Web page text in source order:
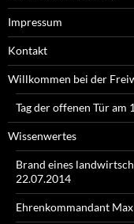
Impressum
Kontakt
Willkommen bei der
Tag der offenen Tür am
Wissenwertes
Brand eines
22.07.2014
Ehrenkommandant